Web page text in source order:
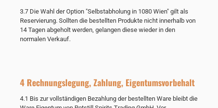
3.7 Die Wahl der Option "Selbstabholung in 1080 Wien" gilt als
Reservierung. Sollten die bestellten Produkte nicht innerhalb von
14 Tagen abgeholt werden, gelangen diese wieder in den
normalen Verkauf.
4 Rechnungslegung, Zahlung, Eigentumsvorbehalt
4.1 Bis zur vollständigen Bezahlung der bestellten Ware bleibt die